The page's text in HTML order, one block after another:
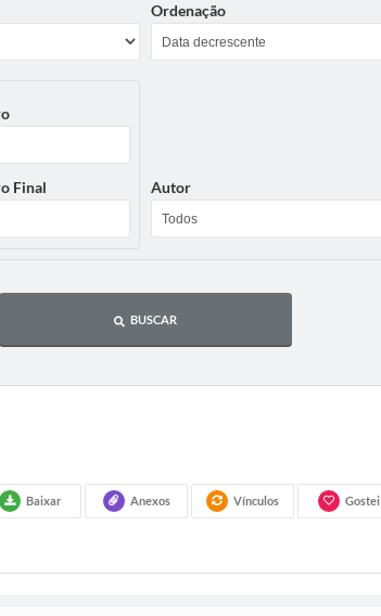
Ordenação
Final Autor
BUSCAR
Baixar Anexos Vínculos Gostei